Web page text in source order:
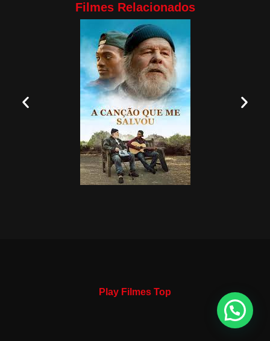
Filmes Relacionados
Play Filmes Top